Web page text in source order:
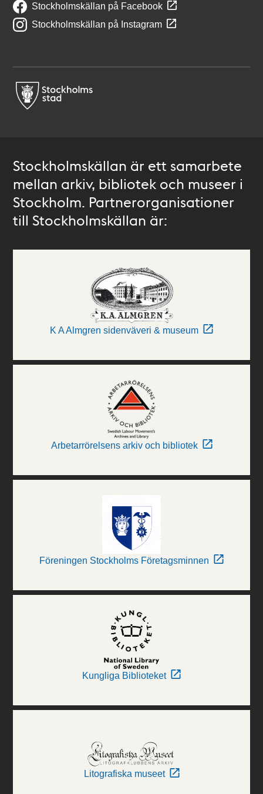
Stockholmskällan på Facebook
Stockholmskällan på Instagram
Stockholmskällan är ett samarbete
mellan arkiv, bibliotek och museer i
Stockholm. Partnerorganisationer
till Stockholmskällan är:
K A Almgren sidenväveri & museum
Arbetarrörelsens arkiv och bibliotek
Föreningen Stockholms Företagsminnen
Kungliga Biblioteket
Litografiska museet